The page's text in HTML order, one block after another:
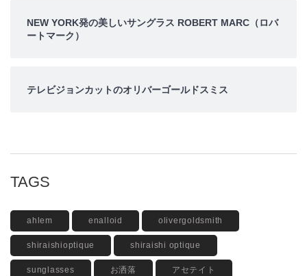
NEW YORK発の美しいサングラス ROBERT MARC（ロバ
ートマーク）
テレビジョンカットのオリバーゴールドスミス
TAGS
ahlem enalloid olivergoldsmith
shiraishioptique shiraishi optique
sunglasses お洒落 アセテイト